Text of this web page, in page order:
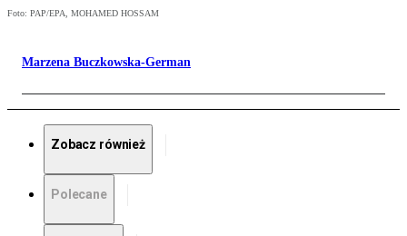
Foto: PAP/EPA, MOHAMED HOSSAM
Marzena Buczkowska-German
Zobacz również
Polecane